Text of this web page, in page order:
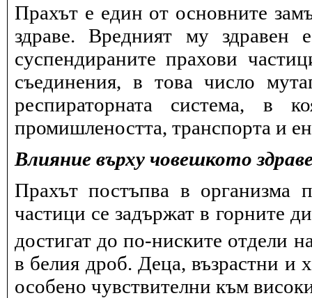
Прахът е един от основните
здраве. Вредният му здравен
суспендираните прахови
съединения, в това число
респираторната система, в
промишлеността, транспорта и
Влияние върху човешкото
Прахът постъпва в организма
частици се задържат в горните
достигат до по-ниските отдели
в белия дроб. Деца, възрастни и
особено чувствителни към